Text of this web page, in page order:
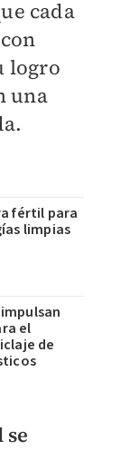
cada
logro
una
fértil para
limpias
impulsan
el
de